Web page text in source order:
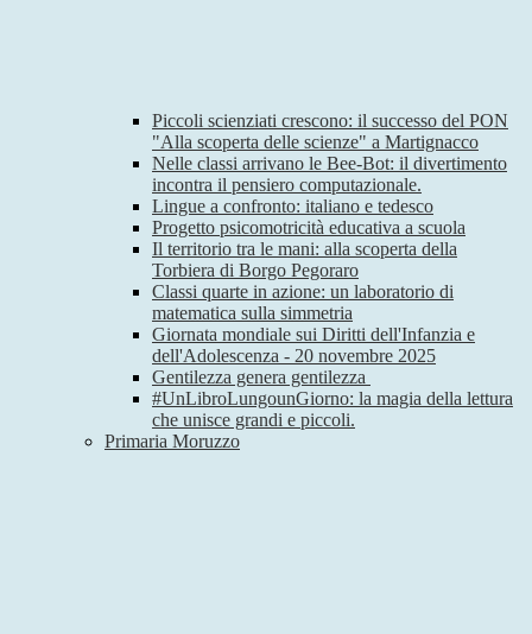
Piccoli scienziati crescono: il successo del PON
"Alla scoperta delle scienze" a Martignacco
Nelle classi arrivano le Bee-Bot: il divertimento
incontra il pensiero computazionale.
Lingue a confronto: italiano e tedesco
Progetto psicomotricità educativa a scuola
Il territorio tra le mani: alla scoperta della
Torbiera di Borgo Pegoraro
Classi quarte in azione: un laboratorio di
matematica sulla simmetria
Giornata mondiale sui Diritti dell'Infanzia e
dell'Adolescenza - 20 novembre 2025
Gentilezza genera gentilezza
#UnLibroLungounGiorno: la magia della lettura
che unisce grandi e piccoli.
Primaria Moruzzo